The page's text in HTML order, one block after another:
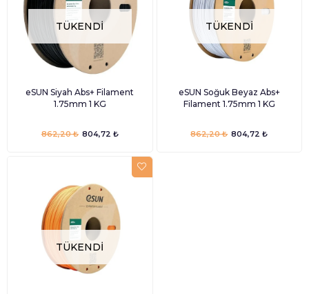
TÜKENDI
eSUN Siyah Abs+ Filament
1.75mm 1 KG
804,72 ₺
862,20 ₺
TÜKENDI
eSUN Soğuk Beyaz Abs+
Filament 1.75mm 1 KG
804,72 ₺
862,20 ₺
TÜKENDI